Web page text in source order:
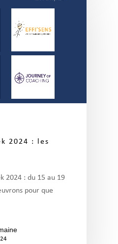
2024 : les
2024 : du 15 au 19
pour que